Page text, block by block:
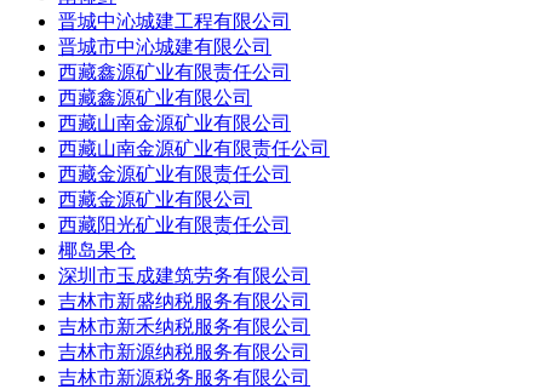
晋城中沁城建工程有限公司
晋城市中沁城建有限公司
西藏鑫源矿业有限责任公司
西藏鑫源矿业有限公司
西藏山南金源矿业有限公司
西藏山南金源矿业有限责任公司
西藏金源矿业有限责任公司
西藏金源矿业有限公司
西藏阳光矿业有限责任公司
椰岛果仓
深圳市玉成建筑劳务有限公司
吉林市新盛纳税服务有限公司
吉林市新禾纳税服务有限公司
吉林市新源纳税服务有限公司
吉林市新源税务服务有限公司